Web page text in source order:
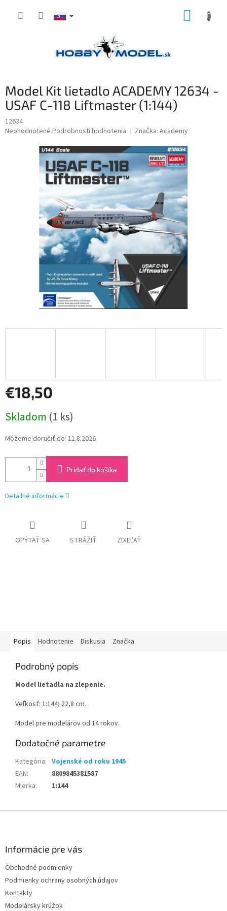
Model Kit lietadlo ACADEMY 12634 -
USAF C-118 Liftmaster (1:144)
12634
Priemerné
hviezdičiek.
Neohodnotené Podrobnosti hodnotenia Značka: Academy
€18,50
cena:
Skladom (1 ks)
Môžeme doručiť do: 11.8.2026
Pridať do košíka
Detailné informácie
OPÝTAŤ SA STRÁŽIŤ ZDIEĽAŤ
Popis Hodnotenie Diskusia Značka
Podrobný popis
Model lietadla na zlepenie.
Veľkosť: 1:144; 22,8 cm.
Model pre modelárov od 14 rokov.
Dodatočné parametre
Kategória: Vojenské od roku 1945
EAN:
8809845381587
Mierka: 1:144
Informácie pre vás
Obchodné podmienky
Podmienky ochrany osobných údajov
Kontakty
Modelársky krúžok